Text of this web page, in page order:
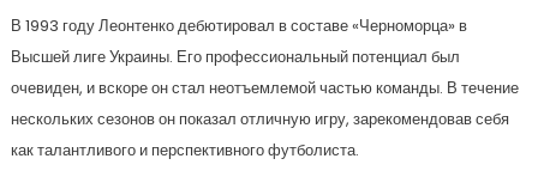
В 1993 году Леонтенко дебютировал в составе «Черноморца» в
Высшей лиге Украины. Его профессиональный потенциал был
очевиден, и вскоре он стал неотъемлемой частью команды. В течение
нескольких сезонов он показал отличную игру, зарекомендовав себя
как талантливого и перспективного футболиста.